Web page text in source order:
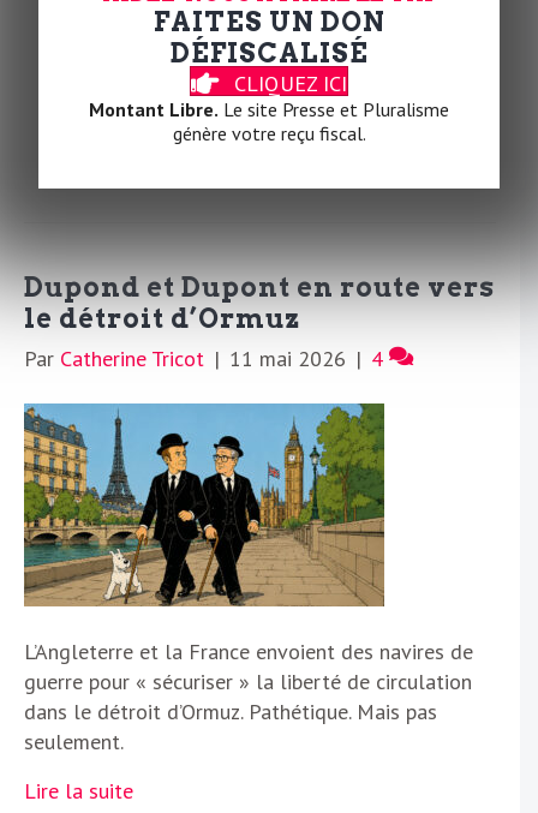
défiance envers la science et la force unilatérale
pour seule relation. En face, la Chine se prévaut du
multilatéralisme, de l’écologie et du
développement. Deux visions ont rendez-vous.
Dupond et Dupont en route vers
le détroit d’Ormuz
Par Catherine Tricot | 11 mai 2026 | 4
L’Angleterre et la France envoient des navires de
guerre pour « sécuriser » la liberté de circulation
dans le détroit d’Ormuz. Pathétique. Mais pas
seulement.
Lire la suite
FAITES UN DON
DÉFISCALISÉ
CLIQUEZ ICI
Montant Libre. Le site Presse et Pluralisme
génère votre reçu fiscal.